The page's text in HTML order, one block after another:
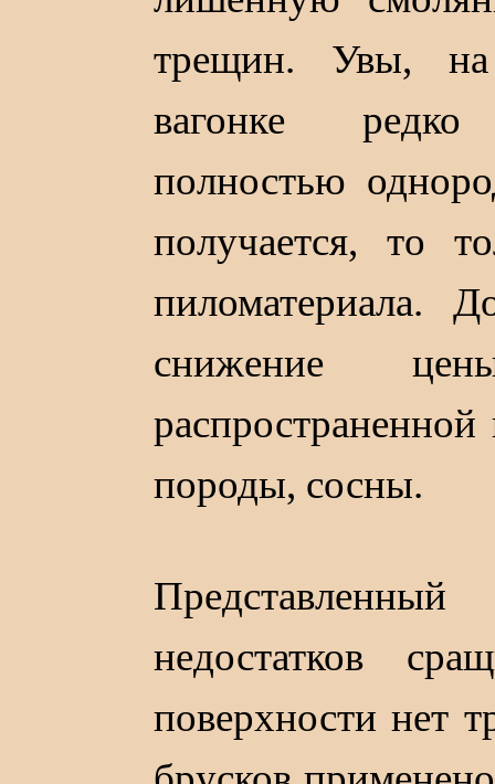
трещин. Увы, на
вагонке
полностью
получается, то
пиломатериала.
снижение
породы, сосны.
недостатков
поверхности нет